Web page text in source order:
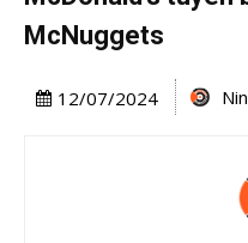
McNuggets
12/07/2024